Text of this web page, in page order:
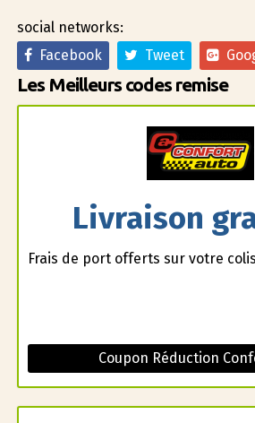
social networks:
Facebook
Tweet
Les Meilleurs codes remise
Livraison
Frais de port offerts sur votre
Coupon Réduction